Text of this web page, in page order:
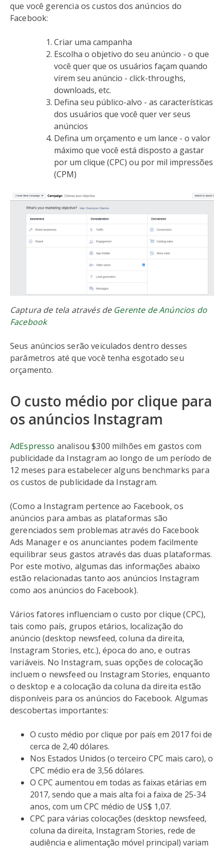
que você gerencia os custos dos anúncios do
Facebook:
Criar uma campanha
Escolha o objetivo do seu anúncio - o que
você quer que os usuários façam quando
virem seu anúncio - click-throughs,
downloads, etc.
Defina seu público-alvo - as características
dos usuários que você quer ver seus
anúncios
Defina um orçamento e um lance - o valor
máximo que você está disposto a gastar
por um clique (CPC) ou por mil impressões
(CPM)
Captura de tela através de Gerente de Anúncios do
Facebook
Seus anúncios serão veiculados dentro desses
parâmetros até que você tenha esgotado seu
orçamento.
O custo médio por clique para
os anúncios Instagram
AdEspresso analisou $300 milhões em gastos com
publicidade da Instagram ao longo de um período de
12 meses para estabelecer alguns benchmarks para
os custos de publicidade da Instagram.
(Como a Instagram pertence ao Facebook, os
anúncios para ambas as plataformas são
gerenciados sem problemas através do Facebook
Ads Manager e os anunciantes podem facilmente
equilibrar seus gastos através das duas plataformas.
Por este motivo, algumas das informações abaixo
estão relacionadas tanto aos anúncios Instagram
como aos anúncios do Facebook).
Vários fatores influenciam o custo por clique (CPC),
tais como país, grupos etários, localização do
anúncio (desktop newsfeed, coluna da direita,
Instagram Stories, etc.), época do ano, e outras
variáveis. No Instagram, suas opções de colocação
incluem o newsfeed ou Instagram Stories, enquanto
o desktop e a colocação da coluna da direita estão
disponíveis para os anúncios do Facebook. Algumas
descobertas importantes:
O custo médio por clique por país em 2017 foi de
cerca de 2,40 dólares.
Nos Estados Unidos (o terceiro CPC mais caro), o
CPC médio era de 3,56 dólares.
O CPC aumentou em todas as faixas etárias em
2017, sendo que a mais alta foi a faixa de 25-34
anos, com um CPC médio de US$ 1,07.
CPC para várias colocações (desktop newsfeed,
coluna da direita, Instagram Stories, rede de
audiência e alimentação móvel principal) variam